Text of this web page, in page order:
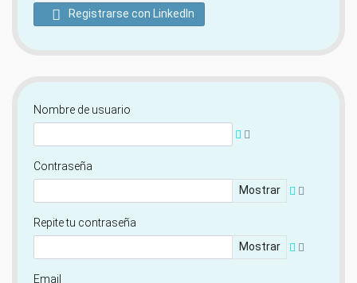
Registrarse con LinkedIn
Nombre de usuario
Contraseña
Mostrar
Repite tu contraseña
Mostrar
Email